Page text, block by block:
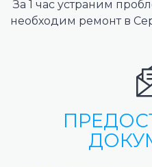
За 1 час устраним
необходим ремонт в